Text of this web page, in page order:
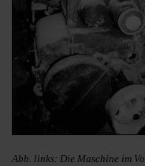
Abb. links: Die Maschine im